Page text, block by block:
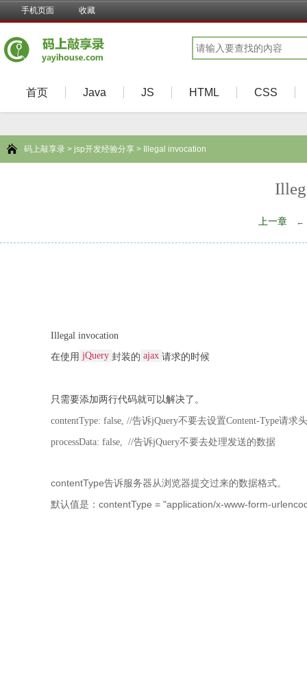
手机页面 收藏
首页 Java JS HTML CSS
码上敲享录 > jsp开发经验分享 > Illegal invocation
上一章 ←
Illegal invocation
在使用 jQuery 封装的 ajax 请求的时候
只需要添加两行代码就可以解决了。
contentType: false, //告诉jQuery不要去设置Content-Type请求头
processData: false, //告诉jQuery不要去处理发送的数据
contentType告诉服务器从浏览器提交过来的数据格式。
默认值是：contentType = "application/x-www-form-